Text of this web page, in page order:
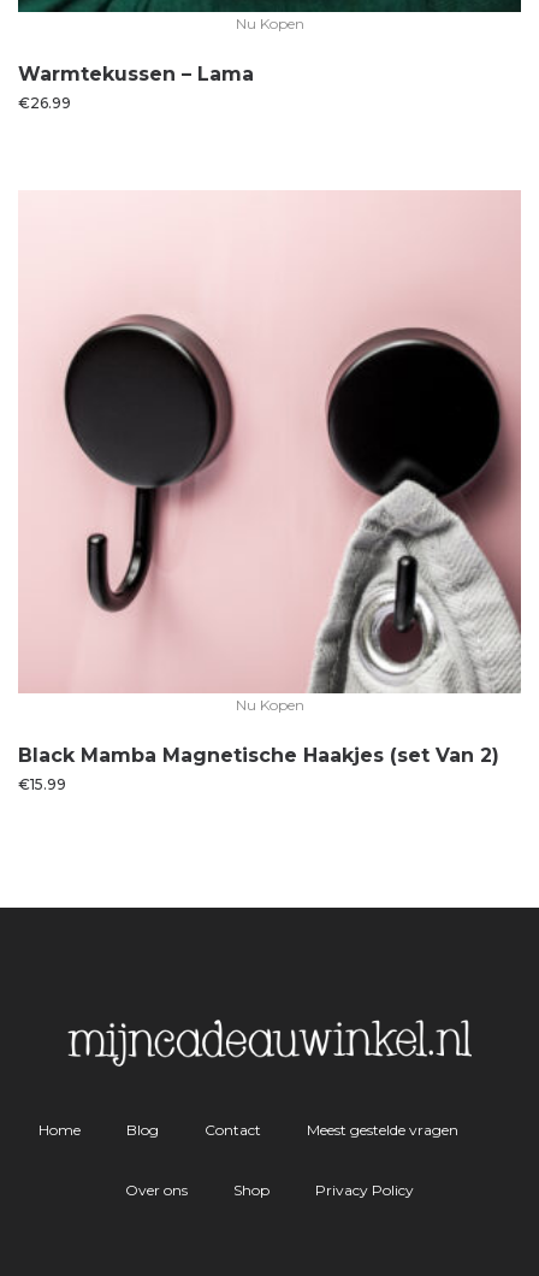
Nu Kopen
Warmtekussen – Lama
€26.99
Nu Kopen
Black Mamba Magnetische Haakjes (set Van 2)
€15.99
Home Blog Contact Meest gestelde vragen
Over ons Shop Privacy Policy